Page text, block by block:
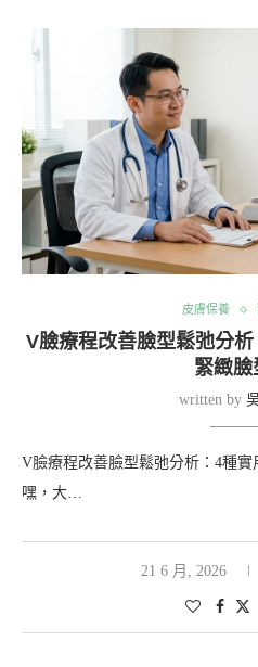
皮膚保養
V臉療程改善臉型鬆弛分
緊緻臉
written by
V臉療程改善臉型鬆弛分析：4種實
嘿，大…
21 6 月, 2026